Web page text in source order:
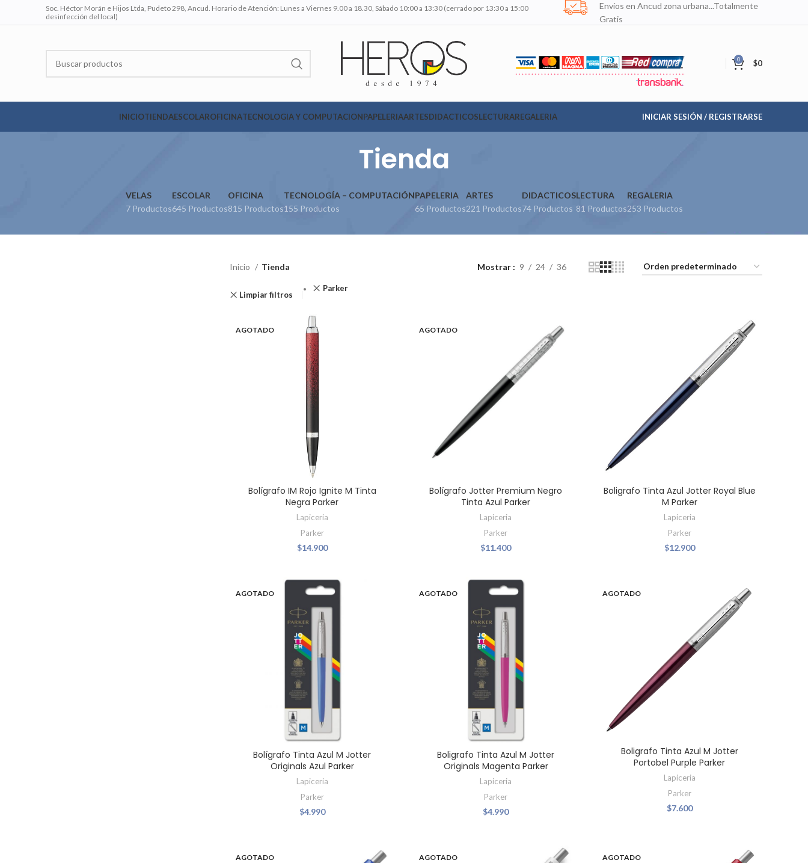
Soc. Héctor Morán e Hijos Ltda, Pudeto 298, Ancud. Horario de Atención: Lunes a Viernes 9.00 a 18.30, Sábado 10:00 a 13:30 (cerrado por 13:30 a 15:00
desinfección del local)
Envíos en Ancud zona urbana...Totalmente
Gratis
0 $0
INICIOTIENDAESCOLAROFICINATECNOLOGIA Y COMPUTACIONPAPELERIAARTESDIDACTICOSLECTURAREGALERIA INICIAR SESIÓN / REGISTRARSE
Tienda
VELAS
7 Productos
ESCOLAR
645 Productos
OFICINA
815 Productos
TECNOLOGÍA – COMPUTACIÓN
155 Productos
PAPELERIA
65 Productos
ARTES
221 Productos
DIDACTICOS
74 Productos
LECTURA
81 Productos
REGALERIA
253 Productos
Inicio Tienda Mostrar 9 24 36
Limpiar filtros
Parker
AGOTADO
Bolígrafo IM Rojo Ignite M Tinta
Negra Parker
Lapiceria
Parker
$14.900
AGOTADO
Bolígrafo Jotter Premium Negro
Tinta Azul Parker
Lapiceria
Parker
$11.400
Boligrafo Tinta Azul Jotter Royal Blue
M Parker
Lapiceria
Parker
$12.900
AGOTADO
Bolígrafo Tinta Azul M Jotter
Originals Azul Parker
Lapiceria
Parker
$4.990
AGOTADO
Boligrafo Tinta Azul M Jotter
Originals Magenta Parker
Lapiceria
Parker
$4.990
AGOTADO
Boligrafo Tinta Azul M Jotter
Portobel Purple Parker
Lapiceria
Parker
$7.600
AGOTADO AGOTADO AGOTADO